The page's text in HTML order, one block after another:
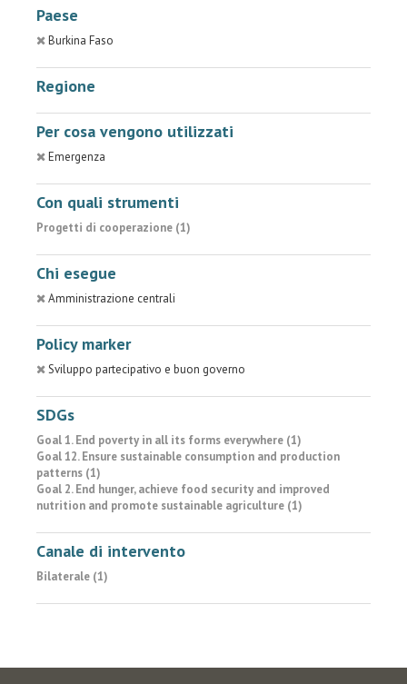
Paese
Burkina Faso
Regione
Per cosa vengono utilizzati
Emergenza
Con quali strumenti
Progetti di cooperazione (1)
Chi esegue
Amministrazione centrali
Policy marker
Sviluppo partecipativo e buon governo
SDGs
Goal 1. End poverty in all its forms everywhere (1)
Goal 12. Ensure sustainable consumption and production
patterns (1)
Goal 2. End hunger, achieve food security and improved
nutrition and promote sustainable agriculture (1)
Canale di intervento
Bilaterale (1)